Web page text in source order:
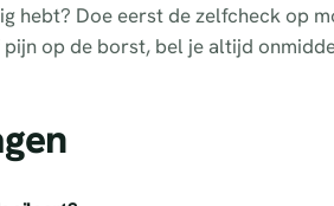
hebt? Doe eerst de zelfcheck op
op de borst, bel je altijd